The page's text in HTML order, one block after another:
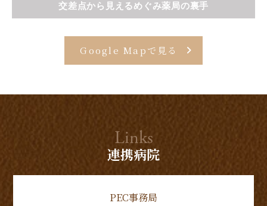
交差点から見えるめぐみ薬局の裏手
Google Mapで見る
Links
連携病院
PEC事務局